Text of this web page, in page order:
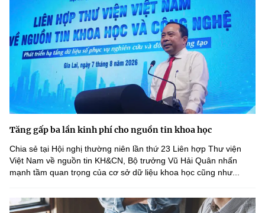
Tăng gấp ba lần kinh phí cho nguồn tin khoa học
Chia sẻ tại Hội nghị thường niên lần thứ 23 Liên hợp Thư viện
Việt Nam về nguồn tin KH&CN, Bộ trưởng Vũ Hải Quân nhấn
mạnh tầm quan trọng của cơ sở dữ liệu khoa học cũng như...